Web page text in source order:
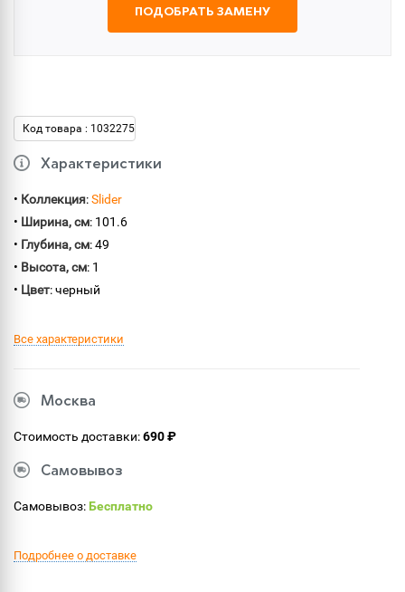
ПОДОБРАТЬ ЗАМЕНУ
Код товара : 1032275
Характеристики
• Коллекция:Slider
• Ширина, см: 101.6
• Глубина, см: 49
• Высота, см: 1
• Цвет: черный
Все характеристики
Москва
Стоимость доставки:690 ₽
Самовывоз
Самовывоз:Бесплатно
Подробнее о доставке